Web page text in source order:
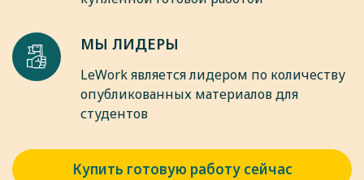
МЫ ЛИДЕРЫ
LeWork является лидером по количеству
опубликованных материалов для
студентов
Купить готовую работу сейчас